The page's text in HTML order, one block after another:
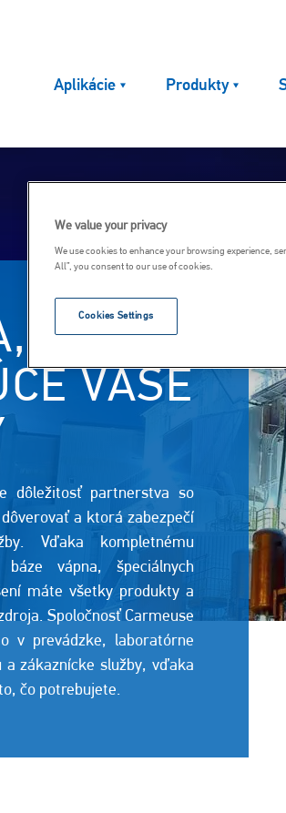
Aplikácie Produkty
VAŠE
dôležitosť partnerstva so
a ktorá zabezpečí
Vďaka kompletnému
vápna, špeciálnych
máte všetky produkty a
Spoločnosť Carmeuse
v prevádzke, laboratórne
zákaznícke služby, vďaka
čo potrebujete.
We value your privacy
We use cookies to enhance your browsing experience,
All”, you consent to our use of cookies.
Cookies Settings